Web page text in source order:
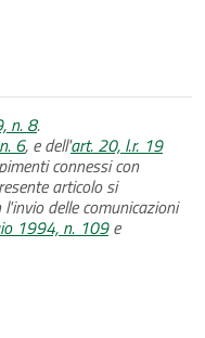
n. 8.
6, e dell'art. 20, l.r. 19
connessi con
articolo si
delle comunicazioni
1994, n. 109e